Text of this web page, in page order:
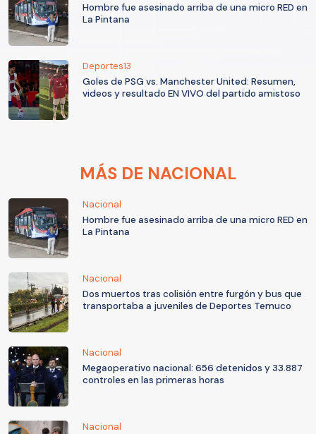
Hombre fue asesinado arriba de una micro RED en
La Pintana
Deportes13
Goles de PSG vs. Manchester United: Resumen,
videos y resultado EN VIVO del partido amistoso
MÁS DE NACIONAL
Nacional
Hombre fue asesinado arriba de una micro RED en
La Pintana
Nacional
Dos muertos tras colisión entre furgón y bus que
transportaba a juveniles de Deportes Temuco
Nacional
Megaoperativo nacional: 656 detenidos y 33.887
controles en las primeras horas
Nacional